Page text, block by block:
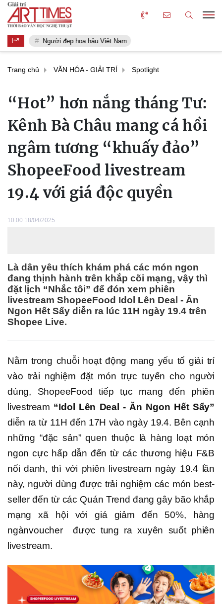
Người đẹp hoa hậu Việt Nam
Trang chủ VĂN HÓA - GIẢI TRÍ Spotlight
“Hot” hơn nắng tháng Tư:
Kênh Bà Châu mang cá hồi
ngâm tương “khuấy đảo”
ShopeeFood livestream
19.4 với giá độc quyền
10:00 18/04/2025
Là dân yêu thích khám phá các món ngon
đang thịnh hành trên khắp cõi mạng, vậy thì
đặt lịch “Nhắc tôi” để đón xem phiên
livestream ShopeeFood Idol Lên Deal - Ăn
Ngon Hết Sẩy diễn ra lúc 11H ngày 19.4 trên
Shopee Live.
Nằm trong chuỗi hoạt động mang yếu tố giải trí
vào trải nghiệm đặt món trực tuyến cho người
dùng, ShopeeFood tiếp tục mang đến phiên
livestream “Idol Lên Deal - Ăn Ngon Hết Sẩy”
diễn ra từ 11H đến 17H vào ngày 19.4. Bên cạnh
những “đặc sản” quen thuộc là hàng loạt món
ngon cực hấp dẫn đến từ các thương hiệu F&B
nổi danh, thì với phiên livestream ngày 19.4 lần
này, người dùng được trải nghiệm các món best-
seller đến từ các Quán Trend đang gây bão khắp
mạng xã hội với giá giảm đến 50%, hàng
ngànvoucher được tung ra xuyên suốt phiên
livestream.